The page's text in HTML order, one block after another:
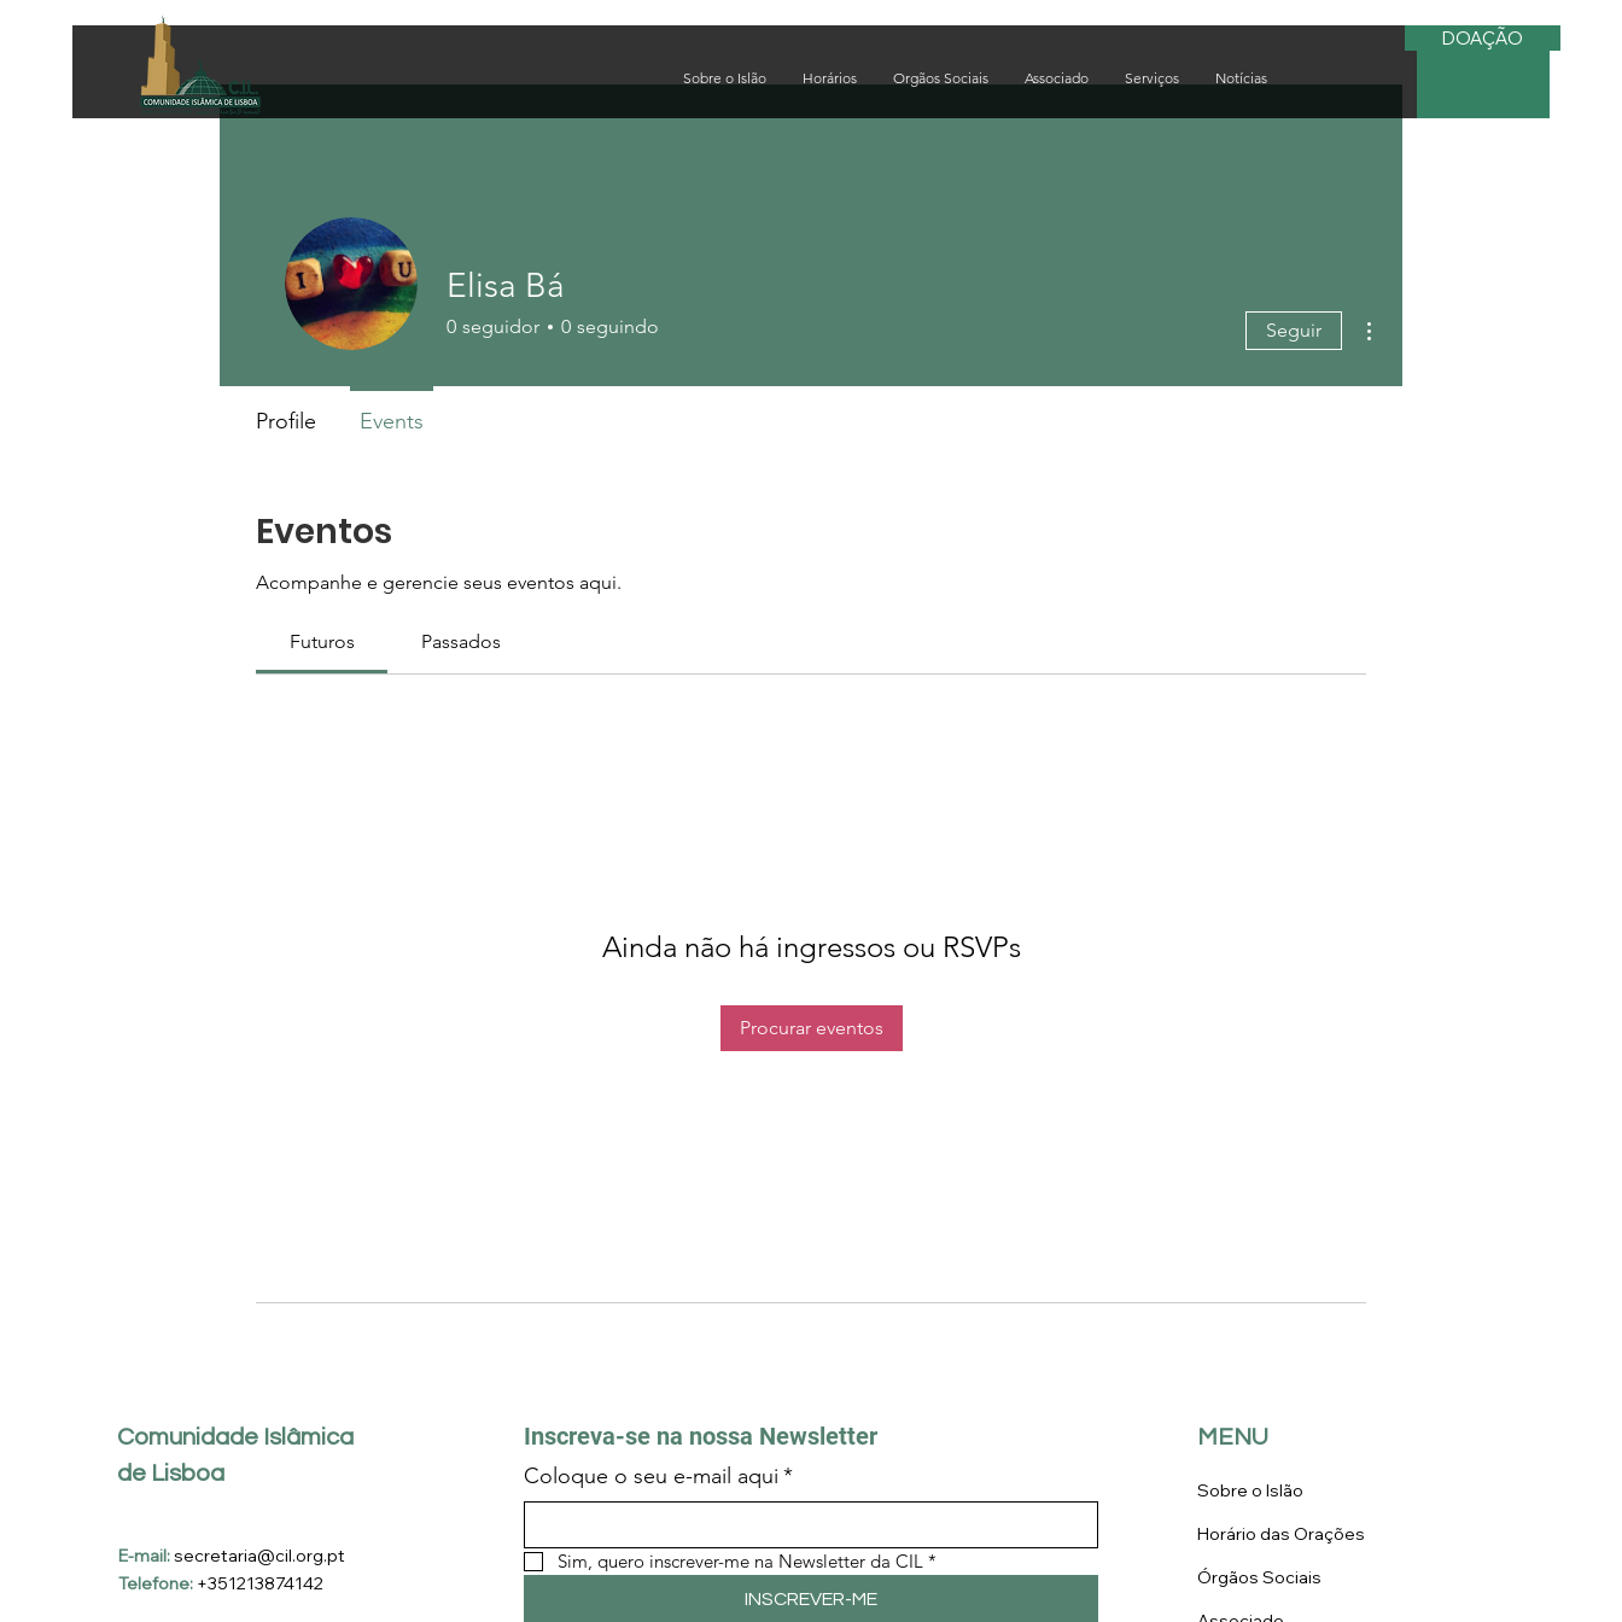
Sobre o Islão Horários Orgãos Sociais Associado Serviços Notícias
DOAÇÃO
Eventos
Acompanhe e gerencie seus eventos aqui.
Futuros Passados
Ainda não há ingressos ou RSVPs
Procurar eventos
Elisa Bá
0 seguidor 0 seguindo Seguir
Profile Events
Comunidade Islâmica
de Lisboa
E-mail:secretaria@cil.org.pt
Telefone: +351213874142
Inscreva-se na nossa Newsletter
Coloque o seu e-mail aqui *
Sim, quero inscrever-me na Newsletter da CIL *
INSCREVER-ME
MENU
Sobre o Islão
Horário das Orações
Órgãos Sociais